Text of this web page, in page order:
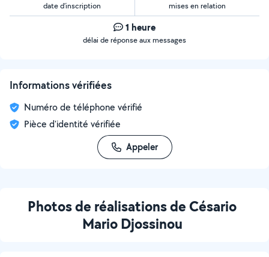
date d’inscription mises en relation
1 heure
délai de réponse aux messages
Informations vérifiées
Numéro de téléphone vérifié
Pièce d'identité vérifiée
Appeler
Photos de réalisations de Césario
Mario Djossinou